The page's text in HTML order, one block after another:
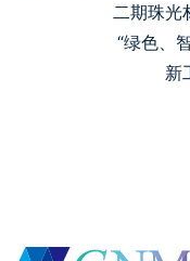
二期珠光
“绿色、
新